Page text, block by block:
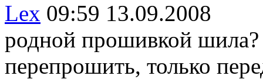
Lex 09:59 13.09.2008
родной прошивкой
перепрошить, только